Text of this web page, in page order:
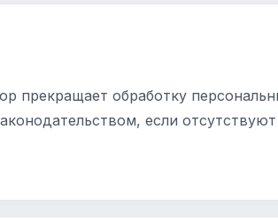
прекращает обработку
если